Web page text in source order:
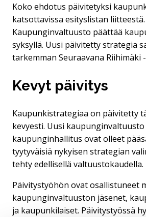
Koko ehdotus päivitetyksi
katsottavissa esityslistan liitteestä.
Kaupunginvaltuusto päättää
syksyllä. Uusi päivitetty strategia
tarkemman Seuraavana Riihimäki
Kevyt päivitys
Kaupunkistrategiaa on päivitetty
kevyesti. Uusi kaupunginvaltuusto
kaupunginhallitus ovat olleet
tyytyväisiä nykyisen strategian
tehty edellisellä valtuustokaudella.
Päivitystyöhön ovat osallistuneet
kaupunginvaltuuston jäsenet,
ja kaupunkilaiset. Päivitystyössä